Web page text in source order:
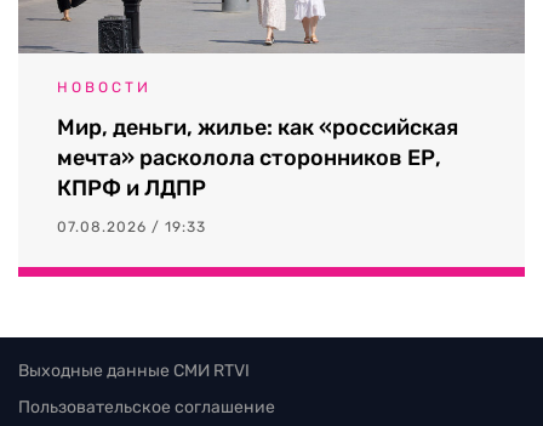
НОВОСТИ
Мир, деньги, жилье: как «российская
мечта» расколола сторонников ЕР,
КПРФ и ЛДПР
07.08.2026 / 19:33
Выходные данные СМИ RTVI
Пользовательское соглашение